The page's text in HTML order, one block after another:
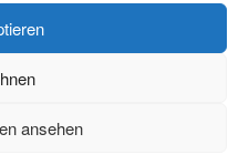
ansehen
Referenzen